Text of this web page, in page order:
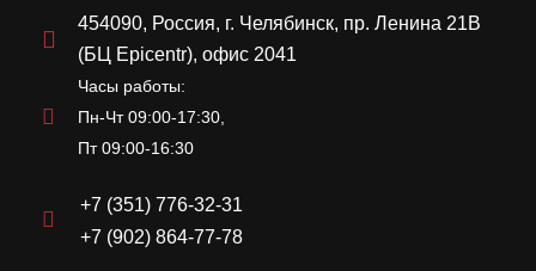
454090, Россия, г. Челябинск, пр. Ленина 21В
(БЦ Epicentr), офис 2041
Часы работы:
Пн-Чт 09:00-17:30,
Пт 09:00-16:30
+7 (351) 776-32-31
+7 (902) 864-77-78